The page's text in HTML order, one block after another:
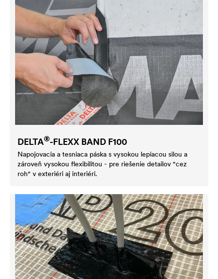
DELTA®-FLEXX BAND F100
Napojovacia a tesniaca páska s vysokou lepiacou silou a
zároveň vysokou flexibilitou - pre riešenie detailov "cez
roh" v exteriéri aj interiéri.